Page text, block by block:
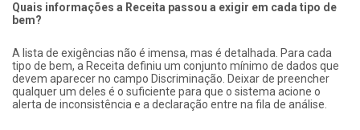
Quais informações a Receita passou a exigir em cada tipo de
bem?
A lista de exigências não é imensa, mas é detalhada. Para cada
tipo de bem, a Receita definiu um conjunto mínimo de dados que
devem aparecer no campo Discriminação. Deixar de preencher
qualquer um deles é o suficiente para que o sistema acione o
alerta de inconsistência e a declaração entre na fila de análise.